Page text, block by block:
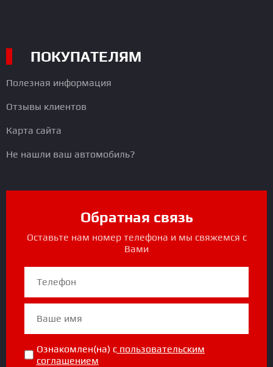
ПОКУПАТЕЛЯМ
Полезная информация
Отзывы клиентов
Карта сайта
Не нашли ваш автомобиль?
Обратная связь
Оставьте нам номер телефона и мы свяжемся с
Вами
Ознакомлен(на) с пользовательским
соглашением